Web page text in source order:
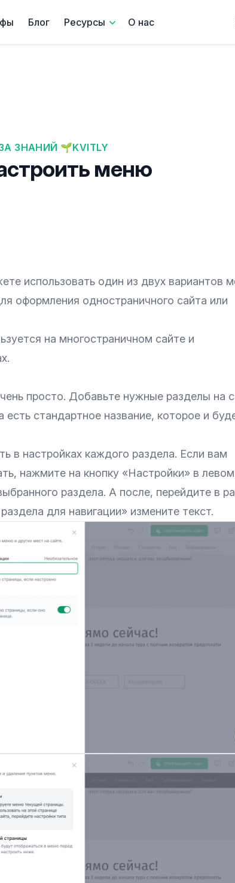
Блог Ресурсы О нас
ЗНАНИЙ 🌱KVITLY
меню
использовать один из двух вариантов
оформления одностраничного сайта или
на многостраничном сайте и
просто. Добавьте нужные разделы на
есть стандартное название, которое и
в настройках каждого раздела. Если вам
нажмите на кнопку «Настройки» в левом
раздела. А после, перейдите в
для навигации» измените текст.